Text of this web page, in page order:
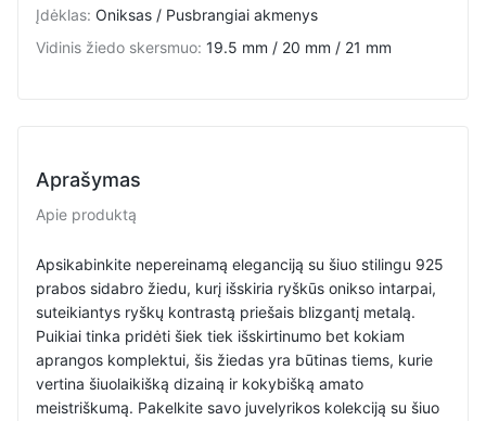
Įdėklas: Oniksas / Pusbrangiai akmenys
Vidinis žiedo skersmuo: 19.5 mm / 20 mm / 21 mm
Aprašymas
Apie produktą
Apsikabinkite nepereinamą eleganciją su šiuo stilingu 925
prabos sidabro žiedu, kurį išskiria ryškūs onikso intarpai,
suteikiantys ryškų kontrastą priešais blizgantį metalą.
Puikiai tinka pridėti šiek tiek išskirtinumo bet kokiam
aprangos komplektui, šis žiedas yra būtinas tiems, kurie
vertina šiuolaikišką dizainą ir kokybišką amato
meistriškumą. Pakelkite savo juvelyrikos kolekciją su šiuo